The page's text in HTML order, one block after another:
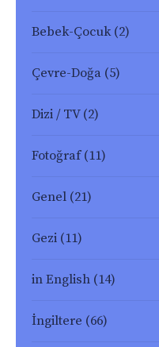
Bebek-Çocuk(2)
Çevre-Doğa (5)
Dizi / TV(2)
Fotoğraf(11)
Genel (21)
Gezi (11)
in English (14)
İngiltere (66)